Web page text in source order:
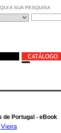
A SUA PESQUISA
de Portugal - eBook